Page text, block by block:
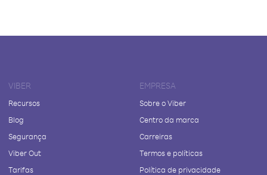
VIBER
Recursos
Blog
Segurança
Viber Out
Tarifas
EMPRESA
Sobre o Viber
Centro da marca
Carreiras
Termos e políticas
Política de privacidade